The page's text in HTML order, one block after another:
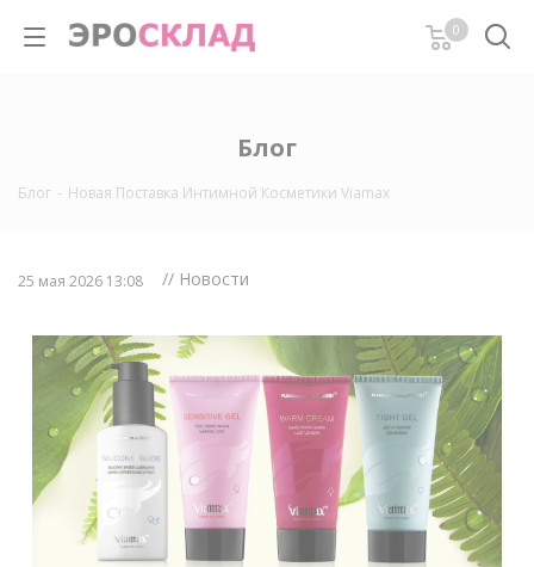
0
Блог
Блог - Новая Поставка Интимной Косметики Viamax
25 мая 2026 13:08 // Новости